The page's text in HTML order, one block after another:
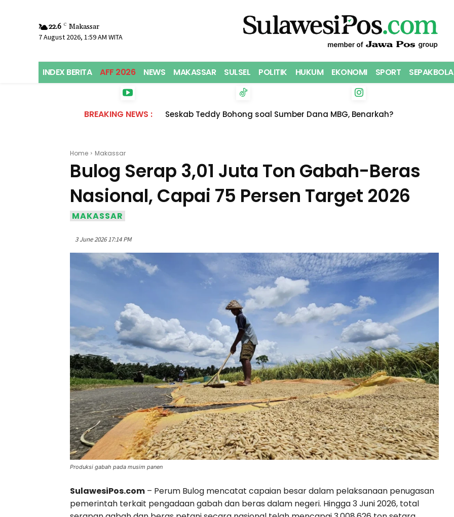
22.6 C Makassar
7 August 2026, 1:59 AM WITA
INDEX BERITA AFF 2026 NEWS MAKASSAR SULSEL POLITIK HUKUM EKONOMI SPORT SEPAKBOLA
BREAKING NEWS : Seskab Teddy Bohong soal Sumber Dana MBG, Benarkah?
Home Makassar
Bulog Serap 3,01 Juta Ton Gabah-Beras
Nasional, Capai 75 Persen Target 2026
MAKASSAR
3 June 2026 17:14 PM
Produksi gabah pada musim panen
SulawesiPos.com – Perum Bulog mencatat capaian besar dalam pelaksanaan penugasan
pemerintah terkait pengadaan gabah dan beras dalam negeri. Hingga 3 Juni 2026, total